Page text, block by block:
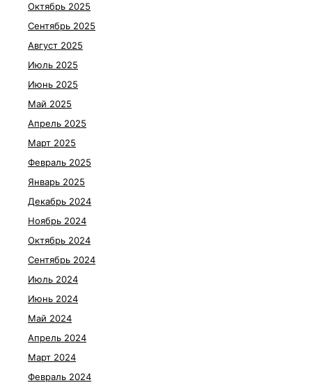
Октябрь 2025
Сентябрь 2025
Август 2025
Июль 2025
Июнь 2025
Май 2025
Апрель 2025
Март 2025
Февраль 2025
Январь 2025
Декабрь 2024
Ноябрь 2024
Октябрь 2024
Сентябрь 2024
Июль 2024
Июнь 2024
Май 2024
Апрель 2024
Март 2024
Февраль 2024